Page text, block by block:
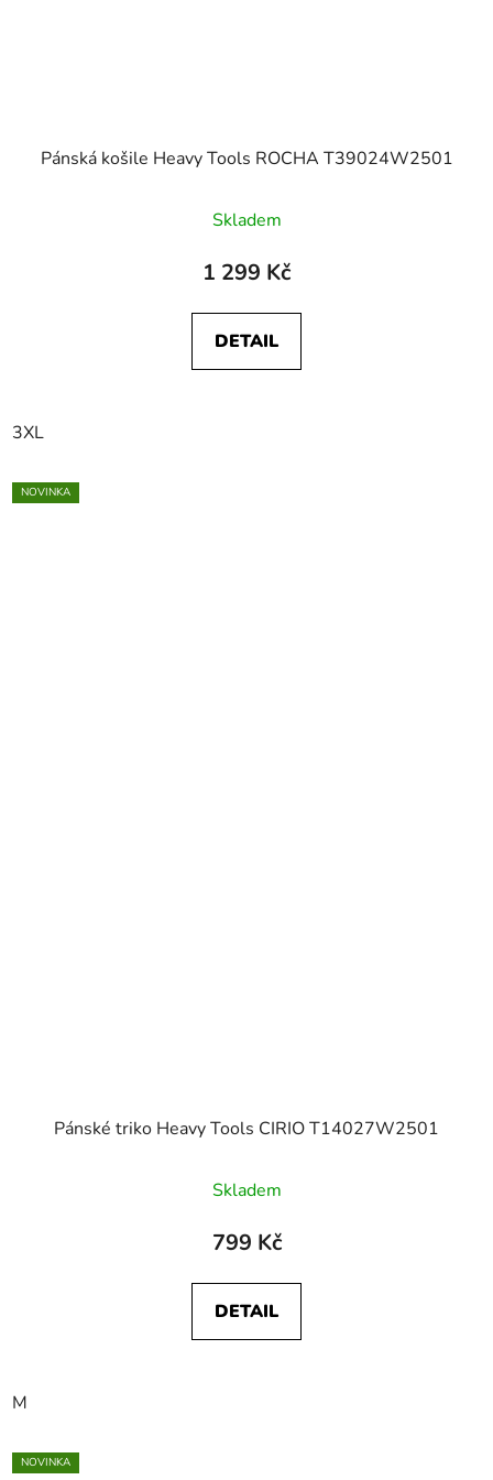
Pánská košile Heavy Tools ROCHA T39024W2501
Skladem
1 299 Kč
DETAIL
3XL
NOVINKA
Pánské triko Heavy Tools CIRIO T14027W2501
Skladem
799 Kč
DETAIL
M
NOVINKA